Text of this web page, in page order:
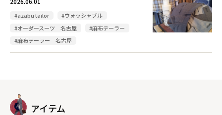
#azabu tailor
#ウォッシャブル
#オーダースーツ 名古屋
#麻布テーラー
#麻布テーラー 名古屋
アイテム